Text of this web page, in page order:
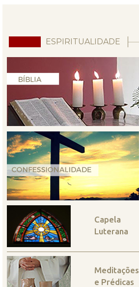
ESPIRITUALIDADE
Capela
Luterana
Meditações
e Prédicas